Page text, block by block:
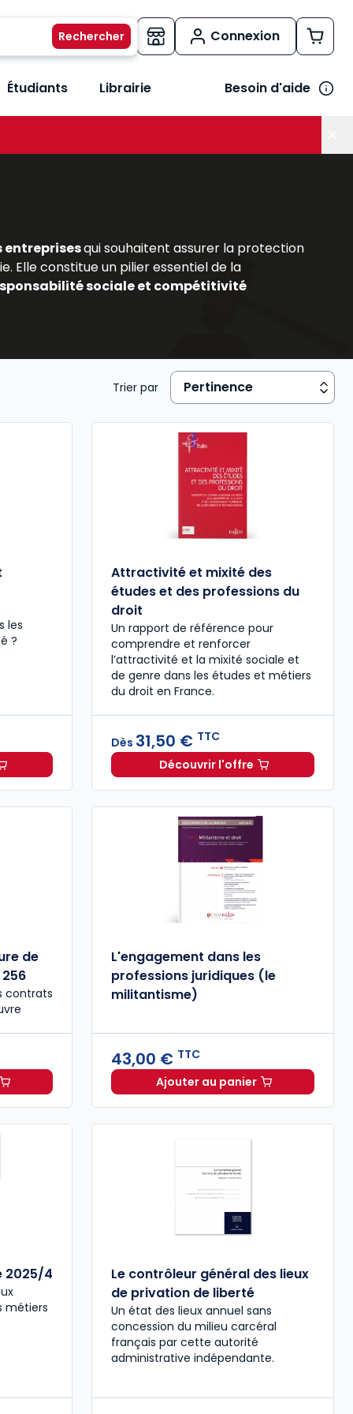
Connexion
métiers
le sous-menu Vos besoins
Étudiants Librairie Besoin d'aide
entreprisesqui souhaitent assurer la protection
Elle constitue un pilier essentiel de la
sociale et compétitivité
et acteurs institutionnels les clés pour
Trier par
2026/2027. 4e éd. à 48,00 € TTC
les
?
one health et intelligence artificielle à partir de 39,00
Attractivité et mixité des
études et des professions du
droit
Un rapport de référence pour
comprendre et renforcer
l’attractivité et la mixité sociale et
de genre dans les études et métiers
du droit en France.
Dès 31,50 € TTC
Découvrir l'offreAttractivité et mixité
de
contrats
de fourniture de main-d'œuvre. Volume 256 à 79,00 €
L'engagement dans les
professions juridiques (le
militantisme)
43,00 € TTC
Ajouter au panierL'engagement dans
2025/4
métiers
Le contrôleur général des lieux
de privation de liberté
Un état des lieux annuel sans
concession du milieu carcéral
français par cette autorité
administrative indépendante.